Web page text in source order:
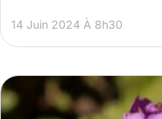
14 Juin 2024 À 8h30